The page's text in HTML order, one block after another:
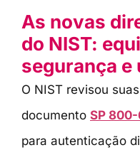
As novas
do NIST:
segurança e
O NIST revisou
documento SP
para autenticação